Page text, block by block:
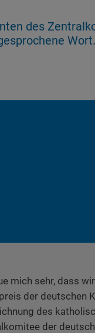
des
Wort.
mich sehr, dass
der deutschen
des
der